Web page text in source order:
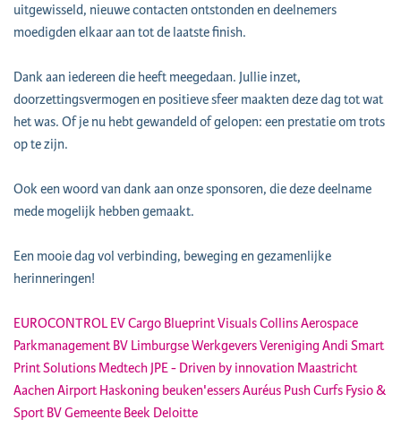
uitgewisseld, nieuwe contacten ontstonden en deelnemers
moedigden elkaar aan tot de laatste finish.
Dank aan iedereen die heeft meegedaan. Jullie inzet,
doorzettingsvermogen en positieve sfeer maakten deze dag tot wat
het was. Of je nu hebt gewandeld of gelopen: een prestatie om trots
op te zijn.
Ook een woord van dank aan onze sponsoren, die deze deelname
mede mogelijk hebben gemaakt.
Een mooie dag vol verbinding, beweging en gezamenlijke
herinneringen!
EUROCONTROLEV CargoBlueprint VisualsCollins Aerospace
Parkmanagement BVLimburgse Werkgevers VerenigingAndi Smart
Print Solutions MedtechJPE - Driven by innovationMaastricht
Aachen AirportHaskoningbeuken'essersAuréusPushCurfs Fysio &
Sport BVGemeente BeekDeloitte